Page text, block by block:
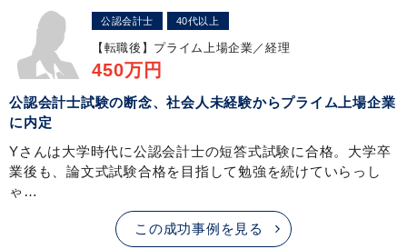
公認会計士 40代以上
【転職後】 プライム上場企業／経理
450万円
公認会計士試験の断念、社会人未経験からプライム上場企業
に内定
Yさんは大学時代に公認会計士の短答式試験に合格。大学卒
業後も、論文式試験合格を目指して勉強を続けていらっし
ゃ…
この成功事例を見る